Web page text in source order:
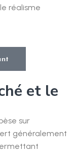
réalisme
et le
sur
généralement